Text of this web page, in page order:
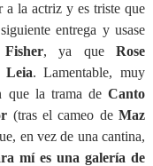
a la actriz y es triste que
entrega y usase
, ya queRose
Leia. Lamentable, muy
que la trama deCanto
(tras el cameo deMaz
en vez de una cantina,
mí es una galería de